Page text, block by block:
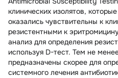
клинических изолятов,
оказались чувствительны к
резистентными к
анализ для определения
используя D-тест. Тем не
предназначены скорее для
системного лечения